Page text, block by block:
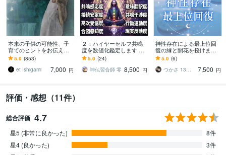
本来の子供の可能性、子
育てのヒントをお伝え致
します お子さまの個性と
行動パターンのサインを
理解して、最適な育児を
5.0 (853)
et Ishigami
7,000 円
２：ハイヤーセルフ共鳴
度を数値化鑑定します 高
次のナビゲーターとの接
続・受信・感知・翻訳・
行動化を測定
5.0 (24)
神仏習合師 零 8,500 円
神性存在による最上位回
復の縁と開花を授けます 7
万5千件中 占いおすすめ1
位 心身の回復 13カ国で評
価
5.0 (6)
つかさ 13カ国で評価 8日新出品 予定
7,500 円
評価・感想（11件）
総合評価 4.7
星5 (非常に良かった)
8件
星4 (良かった)
3件